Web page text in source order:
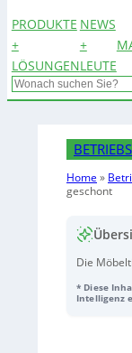
PRODUKTE
+
LÖSUNGEN
NEWS
+
LEUTE
Search
Home »
geschont
Die
* Diese
Intelligenz